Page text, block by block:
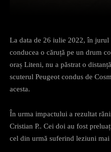
La data de 26 iulie 2022, în
conducea o căruță pe un drum
oraș Liteni, nu a păstrat o
scuterul Peugeot condus de
acesta.
În urma impactului a rezultat
Cristian P.. Cei doi au fost
cel din urmă suferind leziuni mai